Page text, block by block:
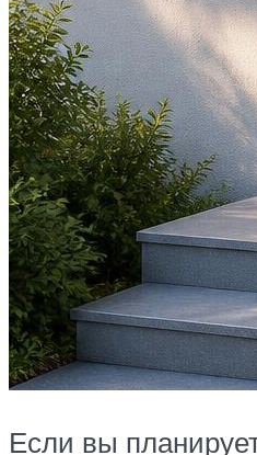
Если вы